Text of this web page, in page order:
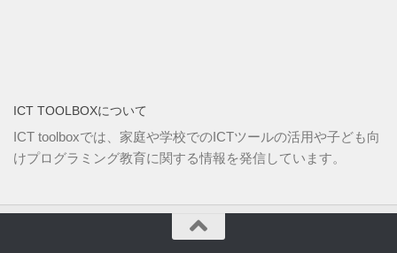
ICT TOOLBOXについて
ICT toolboxでは、家庭や学校でのICTツールの活用や子ども向
けプログラミング教育に関する情報を発信しています。